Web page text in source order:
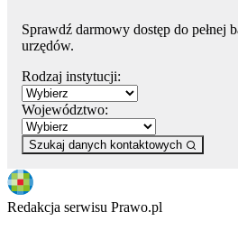
Sprawdź darmowy dostęp do pełnej
urzędów.
Rodzaj instytucji:
Województwo:
Szukaj danych kontaktowych
Redakcja serwisu Prawo.pl